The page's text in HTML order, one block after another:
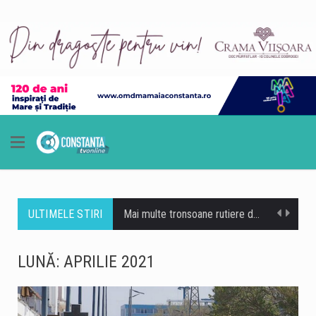
ULTIMELE STIRI Mai multe tronsoane rutiere din zone turistice sunt aglomerate, duminică după amiază, arată datele făcute publice de Centrul Infotrafic din cadrul Poliţiei Române. Aglomeraţie este pe autostrada A2 Bucureşti-Constanţa, unde s-a produs un accident rutier, dar şi pe DN 39 Constanţa - Vama Veche şi pe DN1, pe Valea Prahovei. Se circulă îngreunat, duminică după amiază, pe drumul naţional 1 Ploieşti – Braşov, unde coloane de autovehicule s-au format între Nistoreşti – Comarnic şi în staţiunea Buşteni, în direcţia către Braşov, precum şi între Predeal – Buşteni, pe sensul de mers către Ploieşti. Trafic aglomerat este şi pe DN 7…
Un bărbat în vârstă de 56 de ani a fost scos din apă, în dreptul hotelului Poseidon din Mamaia Nord. Echipajele SMURD și ale Serviciului de Ambulanță Județean Constanța au intervenit la fața locului, însă, în ciuda intervenției medicale, bărbatul a fost declarat decedat. Incidentul a avut loc în zona hotelului Poseidon, din Mamaia Nord. La fața locului au intervenit echipaje SMURD și ale Serviciului de Ambulanță Județean Constanța. Bărbatul, în vârstă de 56 de ani, a fost scos din apă, însă echipajul medical al SAJ a constatat decesul. Cauzele și împrejurările în care s-a produs tragedia urmează să fie…
LUNĂ: APRILIE 2021